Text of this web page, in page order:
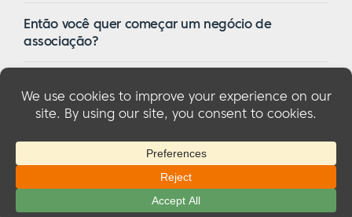
Então você quer começar um negócio de
associação?
WordPress em 2023
© 2026 MemberMouse, LLCPolítica de privacidade
Reembolsos|Termos e condições|Divulgação da FTC